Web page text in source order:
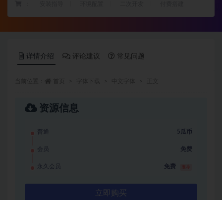
详情介绍 评论建议 常见问题
资源信息
普通 5瓜币
会员 免费
永久会员 免费
立即购买